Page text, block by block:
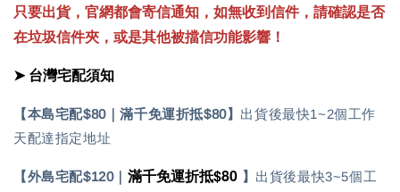
只要出貨，官網都會寄信通知，如無收到信件，請確認是否
在垃圾信件夾，或是其他被擋信功能影響！
➤ 台灣宅配須知
【本島宅配$80｜滿千免運折抵$80】 出貨後最快1~2個工作
天配達指定地址
【外島宅配$120｜ 滿千免運折抵$80 】 出貨後最快3~5個工